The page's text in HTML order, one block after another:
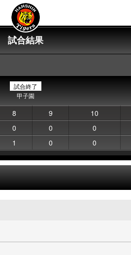
試合結果
試合終了
甲子園
8 9 10
0 0 0
1 0 0